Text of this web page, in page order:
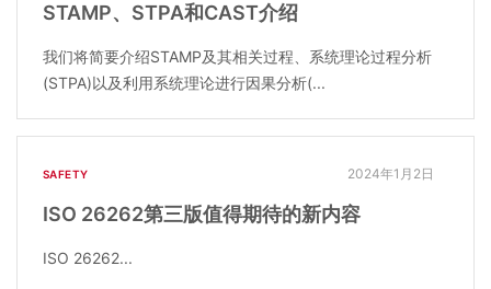
STAMP、STPA和CAST介绍
我们将简要介绍STAMP及其相关过程、系统理论过程分析
(STPA)以及利用系统理论进行因果分析(...
SAFETY 2024年1月2日
ISO 26262第三版值得期待的新内容
ISO 26262...